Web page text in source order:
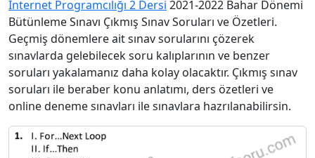
İnternet Programcılığı 2 Dersi 2021-2022 Bahar Dönemi
Bütünleme Sınavı Çıkmış Sınav Soruları ve Özetleri.
Geçmiş dönemlere ait sınav sorularını çözerek
sınavlarda gelebilecek soru kalıplarının ve benzer
soruları yakalamanız daha kolay olacaktır. Çıkmış sınav
soruları ile beraber konu anlatımı, ders özetleri ve
online deneme sınavları ile sınavlara hazrılanabilirsin.